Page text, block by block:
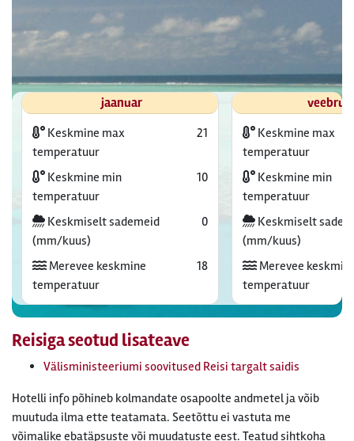
jaanuar
Keskmine max
temperatuur
21
Keskmine min
temperatuur
10
Keskmiselt sademeid
(mm/kuus)
0
Merevee keskmine
temperatuur
18
Keskmine max
temperatuur
Keskmine min
temperatuur
Keskmiselt
(mm/kuus)
Merevee
temperatuur
Reisiga seotud lisateave
Välisministeeriumi soovitused Reisi targalt saidis
Hotelli info põhineb kolmandate osapoolte andmetel ja võib
muutuda ilma ette teatamata. Seetõttu ei vastuta me
võimalike ebatäpsuste või muudatuste eest. Teatud sihtkoha